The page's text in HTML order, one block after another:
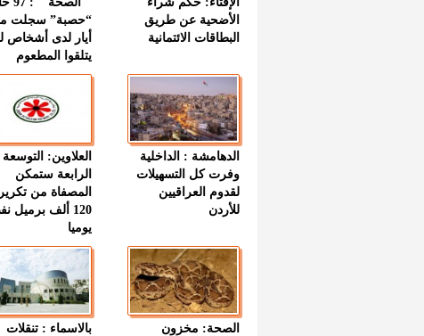
الأضحية عن طريق
البطاقات الائتمانية
“حصبة” سجلت
أيار لدى أشخاص
يتلقوا المطعوم
الدهامشة : الداخلية
وفرت كل التسهيلات
لقدوم العراقيين
للأردن
العلاوين: التوسعة
الرابعة ستمكن
المصفاة من تكرير
120 ألف برميل
يوميا
الصحة: مخزون
بالاسماء : تنقلات